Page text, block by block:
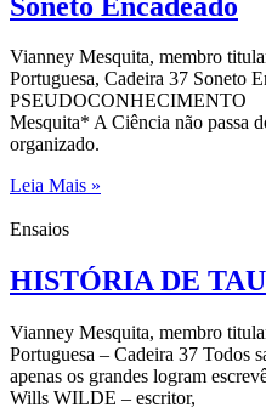
Vianney Mesquita, membro
Portuguesa, Cadeira 37 Soneto
Mesquita* A Ciência não passa
organizado.
Leia Mais »
Ensaios
HISTÓRIA DE
Vianney Mesquita, membro
Portuguesa – Cadeira 37 Todos
apenas os grandes logram
Wills WILDE – escritor,